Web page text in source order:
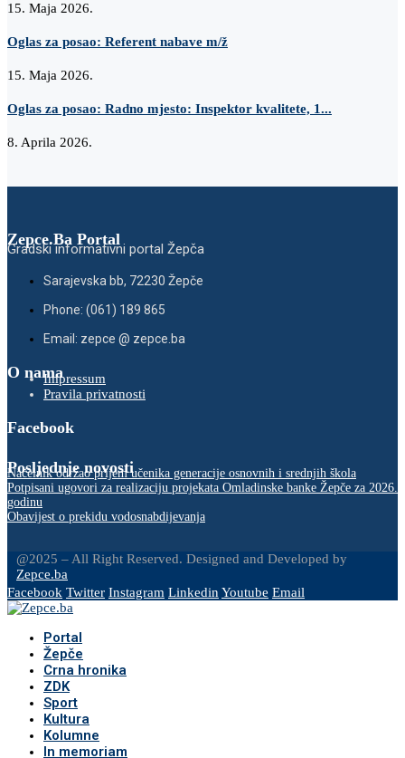
15. Maja 2026.
Oglas za posao: Referent nabave m/ž
15. Maja 2026.
Oglas za posao: Radno mjesto: Inspektor kvalitete, 1...
8. Aprila 2026.
Zepce.Ba Portal
Gradski informativni portal Žepča
Sarajevska bb, 72230 Žepče
Phone: (061) 189 865
Email: zepce @ zepce.ba
O namaImpressum
Pravila privatnosti
Facebook
Posljednje novosti
Načelnik održao prijem učenika generacije osnovnih i srednjih škola
Potpisani ugovori za realizaciju projekata Omladinske banke Žepče za 2026.
godinu
Obavijest o prekidu vodosnabdijevanja
@2025 – All Right Reserved. Designed and Developed by
Zepce.ba
Facebook Twitter Instagram LinkedinYoutube Email
Portal
Žepče
Crna hronika
ZDK
Sport
Kultura
Kolumne
In memoriam